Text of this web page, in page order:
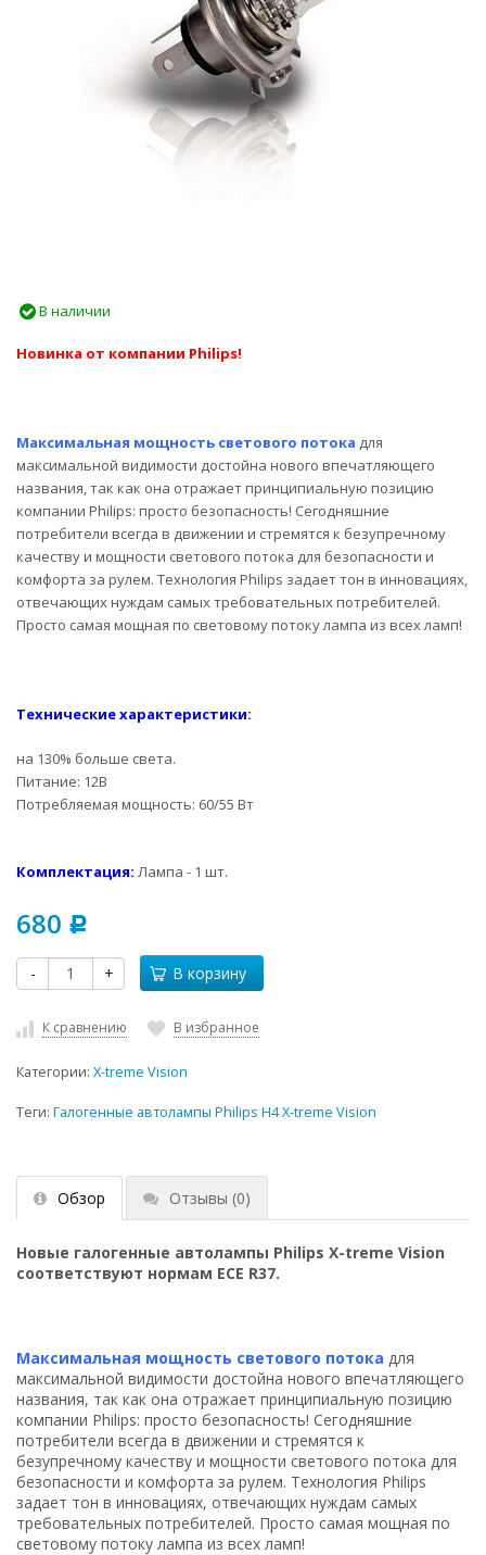
В наличии
Новинка от компании Philips!
Максимальная мощность светового потока для
максимальной видимости достойна нового впечатляющего
названия, так как она отражает принципиальную позицию
компании Philips: просто безопасность! Сегодняшние
потребители всегда в движении и стремятся к безупречному
качеству и мощности светового потока для безопасности и
комфорта за рулем. Технология Philips задает тон в инновациях,
отвечающих нуждам самых требовательных потребителей.
Просто самая мощная по световому потоку лампа из всех ламп!
Технические характеристики:
на 130% больше света.
Питание: 12В
Потребляемая мощность: 60/55 Вт
Комплектация: Лампа - 1 шт.
680 Р
- + В корзину
К сравнению В избранное
Категории: X-treme Vision
Теги: Галогенные автолампы Philips H4 X-treme Vision
Обзор Отзывы (0)
Новые галогенные автолампы Philips X-treme Vision
соответствуют нормам ECE R37.
Максимальная мощность светового потока для
максимальной видимости достойна нового впечатляющего
названия, так как она отражает принципиальную позицию
компании Philips: просто безопасность! Сегодняшние
потребители всегда в движении и стремятся к
безупречному качеству и мощности светового потока для
безопасности и комфорта за рулем. Технология Philips
задает тон в инновациях, отвечающих нуждам самых
требовательных потребителей. Просто самая мощная по
световому потоку лампа из всех ламп!